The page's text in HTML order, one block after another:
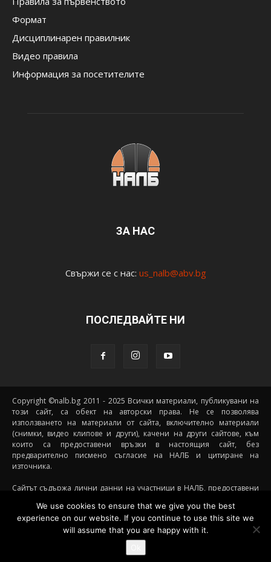
Формат
Дисциплинарен правилник
Видео правила
Информация за посетителите
ЗА НАС
Свържи се с нас: us_nalb@abv.bg
ПОСЛЕДВАЙТЕ НИ
Copyright ©nalb.bg 2011 - 2025 Всички материали, публикувани на
този сайт, са обект на авторски права. Не се позволява
използването на материали от сайта, включително материали
(снимки, видео клипове и други), качени на други сайтове, към
които са предоставени връзки в настоящия сайт, без
предварително писмено съгласие на НАЛБ и цитиране на
източника.
Сайтът съдържа лични данни на участници в НАЛБ, предоставени
случай че става дума за непълнолетни участници) посредством
подписани декларации за участие, съгласявайки се данните им да
бъдат съхранявани и обработвани от НАЛБ. При желание от
страна на участник данните му да бъдат премахнати от сайта е
необходимо да се свърже с НАЛБ на посочения имейл за контакти.
We use cookies to ensure that we give you the best
experience on our website. If you continue to use this site we
will assume that you are happy with it.